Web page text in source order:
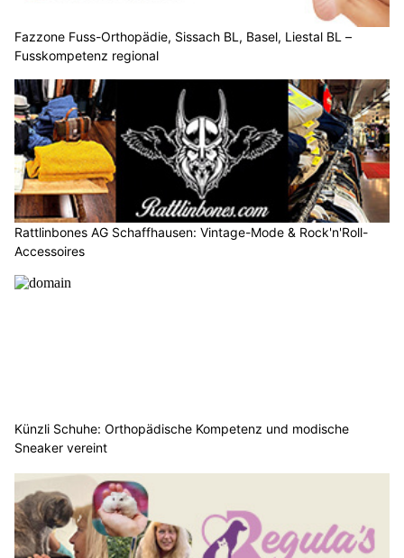
Fazzone Fuss-Orthopädie, Sissach BL, Basel, Liestal BL –
Fusskompetenz regional
Rattlinbones AG Schaffhausen: Vintage-Mode & Rock'n'Roll-
Accessoires
Künzli Schuhe: Orthopädische Kompetenz und modische
Sneaker vereint